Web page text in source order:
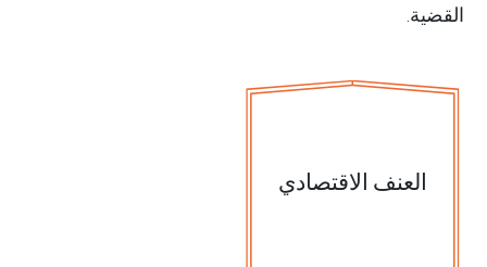
العنف الاقتصادي